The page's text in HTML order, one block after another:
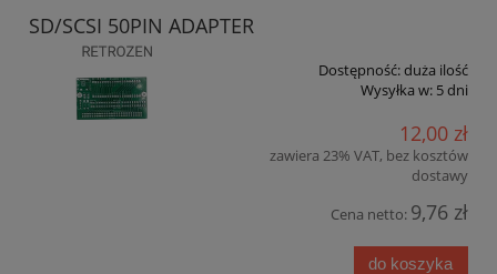
SD/SCSI 50PIN ADAPTER
Dostępność:duża ilość
Wysyłka w: 5 dni
12,00 zł
zawiera 23% VAT, bez kosztów
dostawy
Cena netto: 9,76 zł
do koszyka